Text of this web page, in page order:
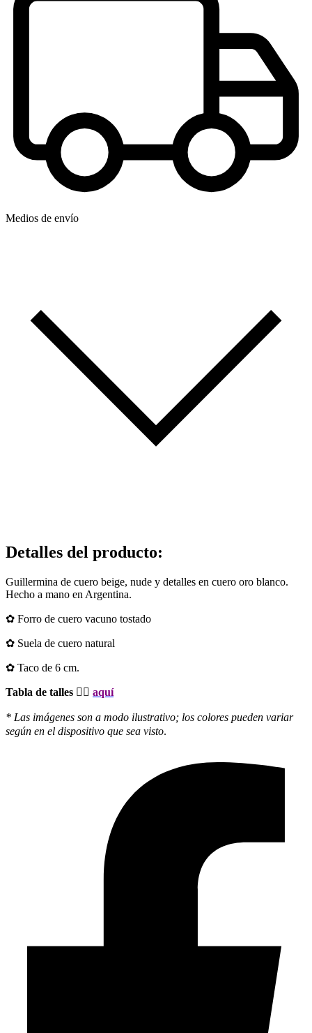
Medios de envío
Detalles del producto:
Guillermina de cuero beige, nude y detalles en cuero oro blanco.
Hecho a mano en Argentina.
✿ Forro de cuero vacuno tostado
✿ Suela de cuero natural
✿ Taco de 6 cm.
Tabla de talles 👉🏻 aquí
* Las imágenes son a modo ilustrativo; los colores pueden variar
según en el dispositivo que sea visto.